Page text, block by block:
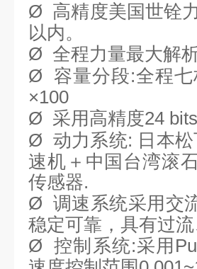
Ø 高精度美国世铨
以内。
Ø 全程力量最大解
Ø 容量分段:全程
×100
Ø 采用高精度24
Ø 动力系统: 日本
速机＋中国台湾滚
传感器.
Ø 调速系统采用交
稳定可靠，具有过
Ø 控制系统:采用